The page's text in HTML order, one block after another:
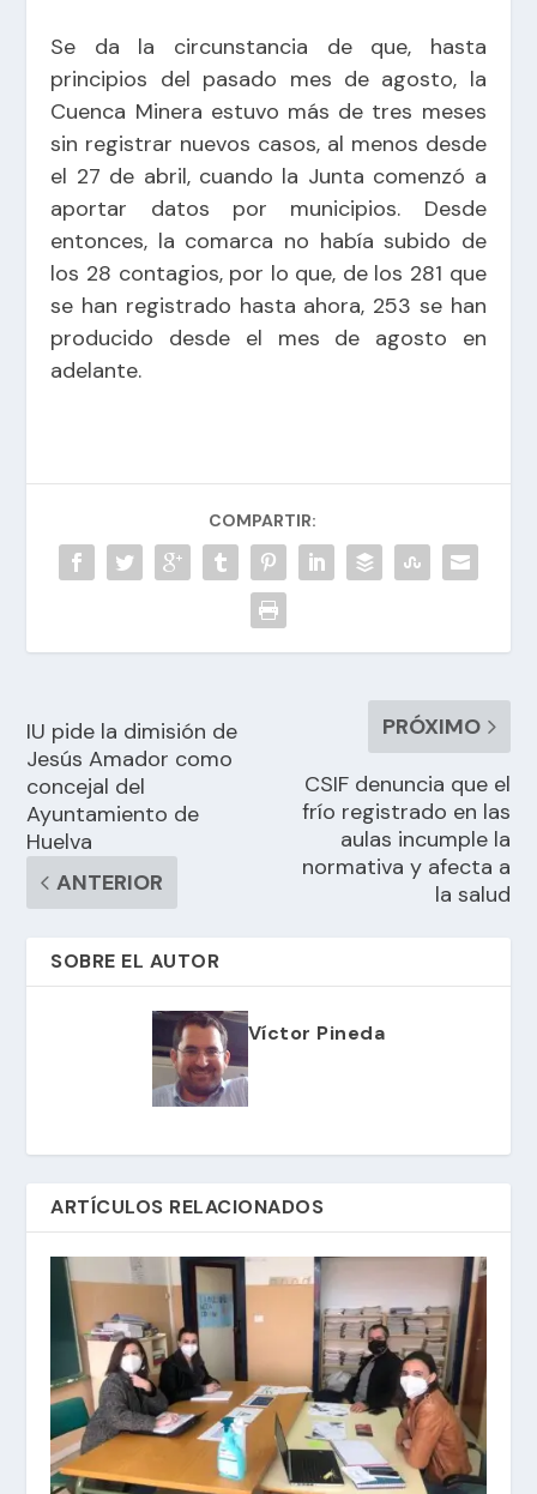
Se da la circunstancia de que, hasta
principios del pasado mes de agosto, la
Cuenca Minera estuvo más de tres meses
sin registrar nuevos casos, al menos desde
el 27 de abril, cuando la Junta comenzó a
aportar datos por municipios. Desde
entonces, la comarca no había subido de
los 28 contagios, por lo que, de los 281 que
se han registrado hasta ahora, 253 se han
producido desde el mes de agosto en
adelante.
COMPARTIR:
IU pide la dimisión de
Jesús Amador como
concejal del
Ayuntamiento de
Huelva
ANTERIOR
PRÓXIMO
CSIF denuncia que el
frío registrado en las
aulas incumple la
normativa y afecta a
la salud
SOBRE EL AUTOR
Víctor Pineda
ARTÍCULOS RELACIONADOS